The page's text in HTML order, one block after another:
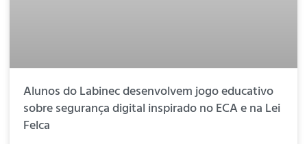
Alunos do Labinec desenvolvem jogo educativo
sobre segurança digital inspirado no ECA e na Lei
Felca